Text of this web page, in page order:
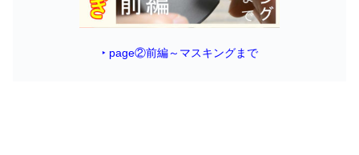
‣ page②前編～マスキングまで